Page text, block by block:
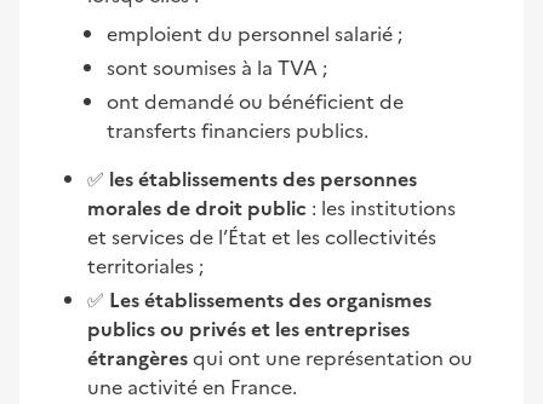
emploient du personnel salarié ;
sont soumises à la TVA ;
ont demandé ou bénéficient de
transferts financiers publics.
✅ les établissements des personnes
morales de droit public : les institutions
et services de l’État et les collectivités
territoriales ;
✅ Les établissements des organismes
publics ou privés et les entreprises
étrangèresqui ont une représentation ou
une activité en France.